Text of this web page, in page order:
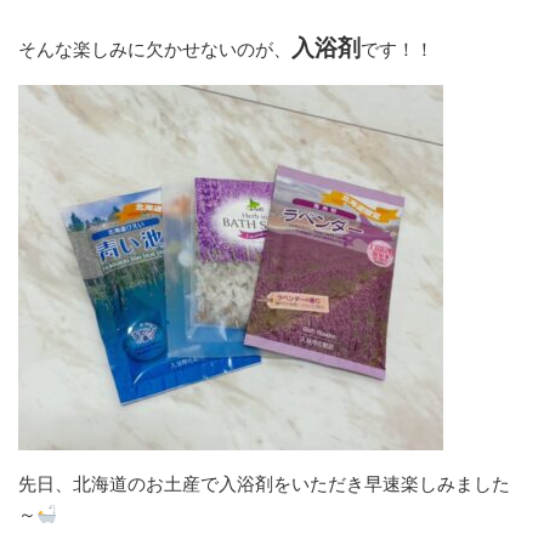
そんな楽しみに欠かせないのが、 入浴剤 です！！
先日、北海道のお土産で入浴剤をいただき早速楽しみました
～